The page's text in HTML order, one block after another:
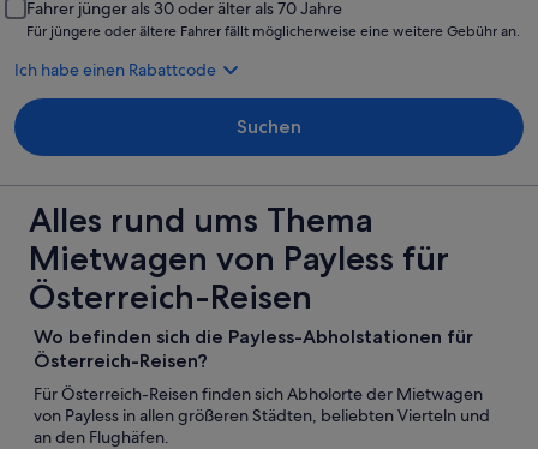
Fahrer jünger als 30 oder älter als 70 Jahre
Für jüngere oder ältere Fahrer fällt möglicherweise eine weitere Gebühr an.
Ich habe einen Rabattcode
Suchen
Alles rund ums Thema
Mietwagen von Payless für
Österreich-Reisen
Wo befinden sich die Payless-Abholstationen für
Österreich-Reisen?
Für Österreich-Reisen finden sich Abholorte der Mietwagen
von Payless in allen größeren Städten, beliebten Vierteln und
an den Flughäfen.